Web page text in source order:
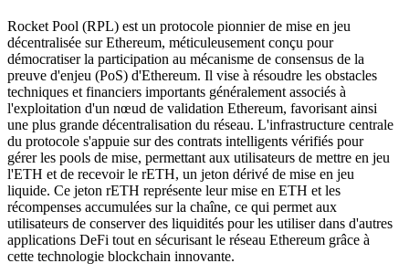
Rocket Pool (RPL) est un protocole pionnier de mise en jeu
décentralisée sur Ethereum, méticuleusement conçu pour
démocratiser la participation au mécanisme de consensus de la
preuve d'enjeu (PoS) d'Ethereum. Il vise à résoudre les obstacles
techniques et financiers importants généralement associés à
l'exploitation d'un nœud de validation Ethereum, favorisant ainsi
une plus grande décentralisation du réseau. L'infrastructure centrale
du protocole s'appuie sur des contrats intelligents vérifiés pour
gérer les pools de mise, permettant aux utilisateurs de mettre en jeu
l'ETH et de recevoir le rETH, un jeton dérivé de mise en jeu
liquide. Ce jeton rETH représente leur mise en ETH et les
récompenses accumulées sur la chaîne, ce qui permet aux
utilisateurs de conserver des liquidités pour les utiliser dans d'autres
applications DeFi tout en sécurisant le réseau Ethereum grâce à
cette technologie blockchain innovante.